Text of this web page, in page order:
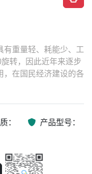
重量轻、耗能少、工
转，因此近年来逐步
在国民经济建设的各
： 产品型号：